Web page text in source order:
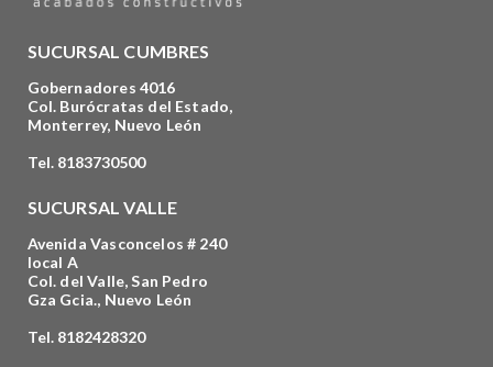
SUCURSAL CUMBRES
Gobernadores 4016
Col. Burócratas del Estado,
Monterrey, Nuevo León
Tel. 8183730500
SUCURSAL VALLE
Avenida Vasconcelos # 240
local A
Col. del Valle, San Pedro
Gza Gcia., Nuevo León
Tel. 8182428320